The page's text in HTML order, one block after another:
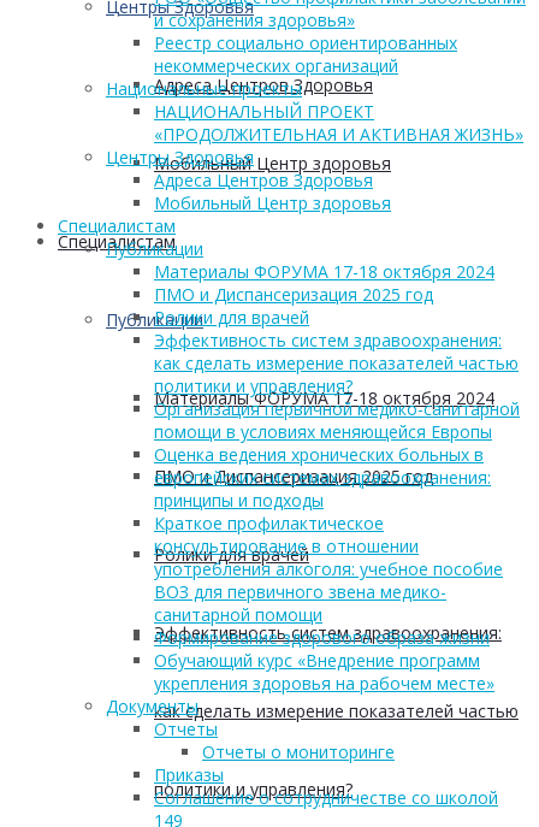
Центры Здоровья
Адреса Центров Здоровья
Мобильный Центр здоровья
Cпециалистам
Публикации
Материалы ФОРУМА 17-18 октября 2024
ПМО и Диспансеризация 2025 год
Ролики для врачей
Эффективность систем здравоохранения:
как сделать измерение показателей частью
политики и управления?
и сохранения здоровья»
Реестр социально ориентированных
некоммерческих организаций
Национальные проекты
НАЦИОНАЛЬНЫЙ ПРОЕКТ
«ПРОДОЛЖИТЕЛЬНАЯ И АКТИВНАЯ ЖИЗНЬ»
Центры Здоровья
Адреса Центров Здоровья
Мобильный Центр здоровья
Cпециалистам
Публикации
Материалы ФОРУМА 17-18 октября 2024
ПМО и Диспансеризация 2025 год
Ролики для врачей
Эффективность систем здравоохранения:
как сделать измерение показателей частью
политики и управления?
Организация первичной медико-санитарной
помощи в условиях меняющейся Европы
Оценка ведения хронических больных в
европейских системах здравоохранения:
принципы и подходы
Краткое профилактическое
консультирование в отношении
употребления алкоголя: учебное пособие
ВОЗ для первичного звена медико-
санитарной помощи
Формирование здорового образа жизни
Обучающий курс «Внедрение программ
укрепления здоровья на рабочем месте»
Документы
Отчеты
Отчеты о мониторинге
Приказы
Соглашение о сотрудничестве со школой
149